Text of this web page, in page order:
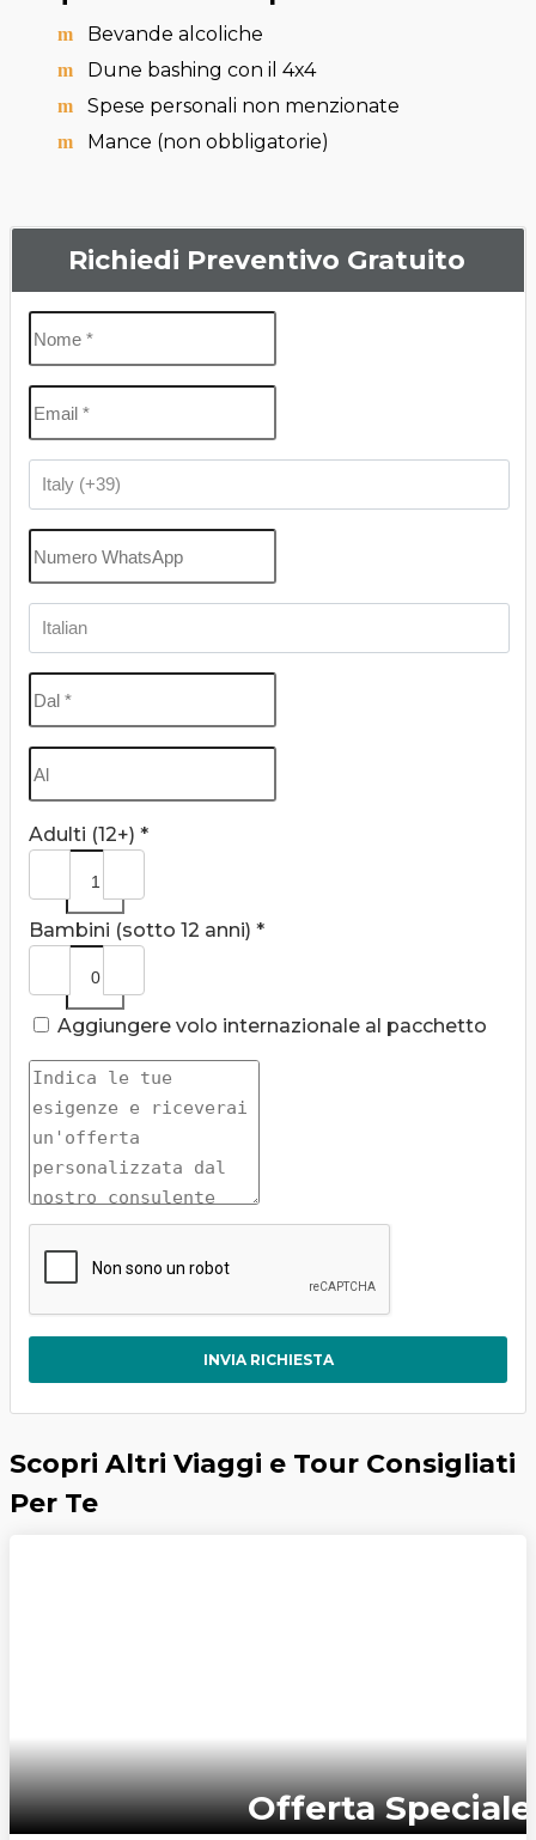
Bevande alcoliche
Dune bashing con il 4x4
Spese personali non menzionate
Mance (non obbligatorie)
Richiedi Preventivo Gratuito
Adulti (12+) *
Bambini (sotto 12 anni) *
Aggiungere volo internazionale al pacchetto
INVIA RICHIESTA
Scopri Altri Viaggi e Tour Consigliati
Per Te
Offerta Speciale